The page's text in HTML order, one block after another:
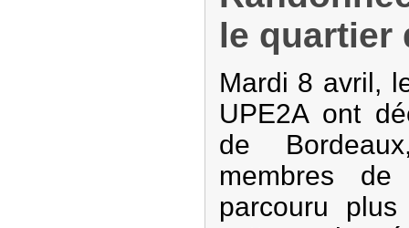
le quartier
Mardi 8 avril,
UPE2A ont
de
membres
parcouru